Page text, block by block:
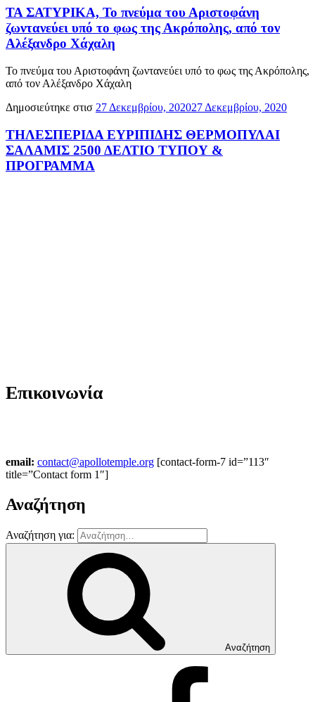
ΤΑ ΣΑΤΥΡΙΚΑ, Το πνεύμα του Αριστοφάνη
ζωντανεύει υπό το φως της Ακρόπολης, από τον
Αλέξανδρο Χάχαλη
Το πνεύμα του Αριστοφάνη ζωντανεύει υπό το φως της Ακρόπολης,
από τον Αλέξανδρο Χάχαλη
Δημοσιεύτηκε στισ 27 Δεκεμβρίου, 202027 Δεκεμβρίου, 2020
ΤΗΛΕΣΠΕΡΙΔΑ ΕΥΡΙΠΙΔΗΣ ΘΕΡΜΟΠΥΛΑΙ
ΣΑΛΑΜΙΣ 2500 ΔΕΛΤΙΟ ΤΥΠΟΥ &
ΠΡΟΓΡΑΜΜΑ
Επικοινωνία
email: contact@apollotemple.org [contact-form-7 id=”113″
title=”Contact form 1″]
Αναζήτηση
Αναζήτηση για:
Αναζήτηση